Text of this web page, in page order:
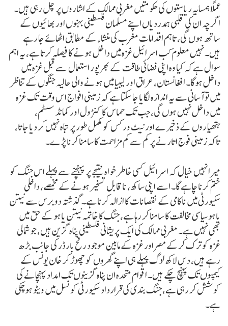
عملاً ہمسایہ ریاستوں کی حکومتیں مغربی ممالک کے اشاروں پر چل رہی ہیں۔
اگرچہ ان کی قلبی ہمدردیاں اپنے مسلمان فلسطینی بہنوں اور بھائیوں کے
ساتھ ہوں گی، تاہم اقدامات مغرب کی منشاء کے مطابق اٹھائے جا رہے
ہیں۔ نہیں معلوم کب اسرائیل غزہ میں داخل ہونے کا فیصلہ کرتا ہے، یہ اہم
سوال ہے کہ کیا وہ اپنی فضائی طاقت کے بھرپور استعمال سے قبل غزہ میں
داخل ہوگا۔ افغانستان، عراق اور لیبیا میں ہونے والی حالیہ جنگوں کے تناظر
میں تو آسانی سے یہ اندازہ لگایا جا سکتا ہے کہ زمینی افواج اس وقت تک غزہ
میں داخل نہیں ہوں گی، جب تک حماس کا کنڑول اور کمانڈ سسٹم،
ہتھیاروں کے ذخیرے اور نیٹ ورکس کو مکمل طور پر تباہ نہیں کر دیا جاتا،
تاکہ زمینی فوج اتارنے پر کم سے کم مزاحمت کا سامنا کرنا پڑے۔
میرا نہیں خیال کہ اسرائیل کسی خاطر خواہ نتیجے پر پہنچنے سے پہلے اس جنگ کو
ختم کرنا چاہے گا۔ اسے اپنی ساکھ، ناقابل تسخیر ہونے کے مخمصے، داخلی
سکیورٹی میں ناکامی کے نقصانات کا ازالہ کرنا ہے۔ گذشتہ دو برس سے نیتن
یاہو سیاسی مخالفت کا سامنا کر رہا ہے، جنگ کا خاتمہ نیتن یاہو کے حق میں
بھی نہیں ہے۔ مغربی ممالک کی ایک پریشانی فلسطینی پناہ گزین ہیں، جو شمالی
غزہ کو ترک کرکے مصر اور غزہ کے مابین موجود رفح بارڈر کی جانب بڑھ
رہے ہیں، دس لاکھ لوگ پہلے ہی اپنے گھروں کو چھوڑ کر خان یونس کے
کیمپوں تک پہنچ چکے ہیں۔ اقوام متحدہ ان پناہ گزینوں تک امداد پہنچانے کی
کوشش کر رہی ہے، جنگ بندی کی قرارداد سکیورٹی کونسل میں ویٹو ہوچکی
ہے۔